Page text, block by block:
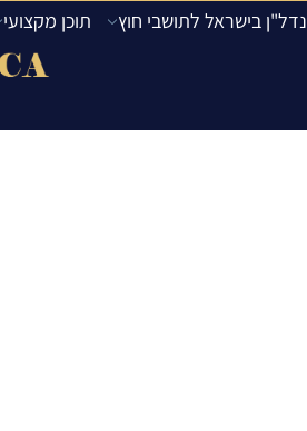
נדל"ן בישראל לתושבי חוץ תוכן מקצועי